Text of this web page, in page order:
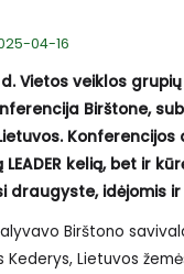
04-16
d. Vietos veiklos
Birštone,
kelią, bet ir
draugyste, idėjomis
Birštono
Lietuvos